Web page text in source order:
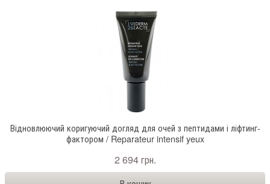
Відновлюючий коригуючий догляд для очей з пептидами і ліфтинг-
фактором / Reparateur intensif yeux
2 694 грн.